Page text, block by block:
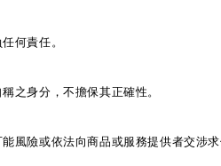
何責任。
之身分，不擔保其正確性。
風險或依法向商品或服務提供者交涉